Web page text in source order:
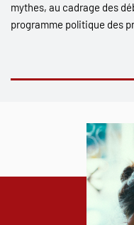
mythes, au cadrage des
programme politique des